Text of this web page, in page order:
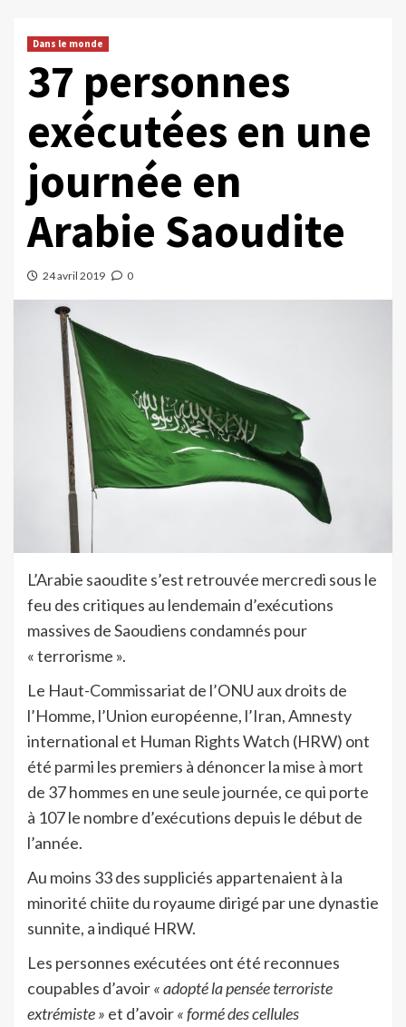
Dans le monde
37 personnes
exécutées en une
journée en
Arabie Saoudite
24 avril 2019 0
L’Arabie saoudite s’est retrouvée mercredi sous le
feu des critiques au lendemain d’exécutions
massives de Saoudiens condamnés pour
« terrorisme ».
Le Haut-Commissariat de l’ONU aux droits de
l’Homme, l’Union européenne, l’Iran, Amnesty
international et Human Rights Watch (HRW) ont
été parmi les premiers à dénoncer la mise à mort
de 37 hommes en une seule journée, ce qui porte
à 107 le nombre d’exécutions depuis le début de
l’année.
Au moins 33 des suppliciés appartenaient à la
minorité chiite du royaume dirigé par une dynastie
sunnite, a indiqué HRW.
Les personnes exécutées ont été reconnues
coupables d’avoir« adopté la pensée terroriste
extrémiste » et d’avoir« formé des cellules